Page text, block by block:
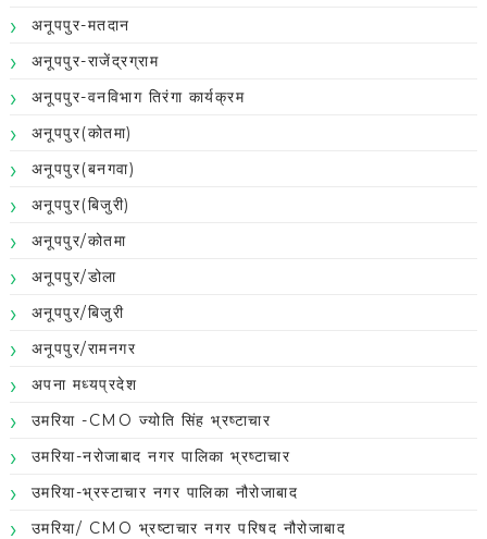
अनूपपुर-मतदान
अनूपपुर-राजेंद्रग्राम
अनूपपुर-वनविभाग तिरंगा कार्यक्रम
अनूपपुर(कोतमा)
अनूपपुर(बनगवा)
अनूपपुर(बिजुरी)
अनूपपुर/कोतमा
अनूपपुर/डोला
अनूपपुर/बिजुरी
अनूपपुर/रामनगर
अपना मध्यप्रदेश
उमरिया -CMO ज्योति सिंह भ्रष्टाचार
उमरिया-नरोजाबाद नगर पालिका भ्रष्टाचार
उमरिया-भ्रस्टाचार नगर पालिका नौरोजाबाद
उमरिया/ CMO भ्रष्टाचार नगर परिषद नौरोजाबाद